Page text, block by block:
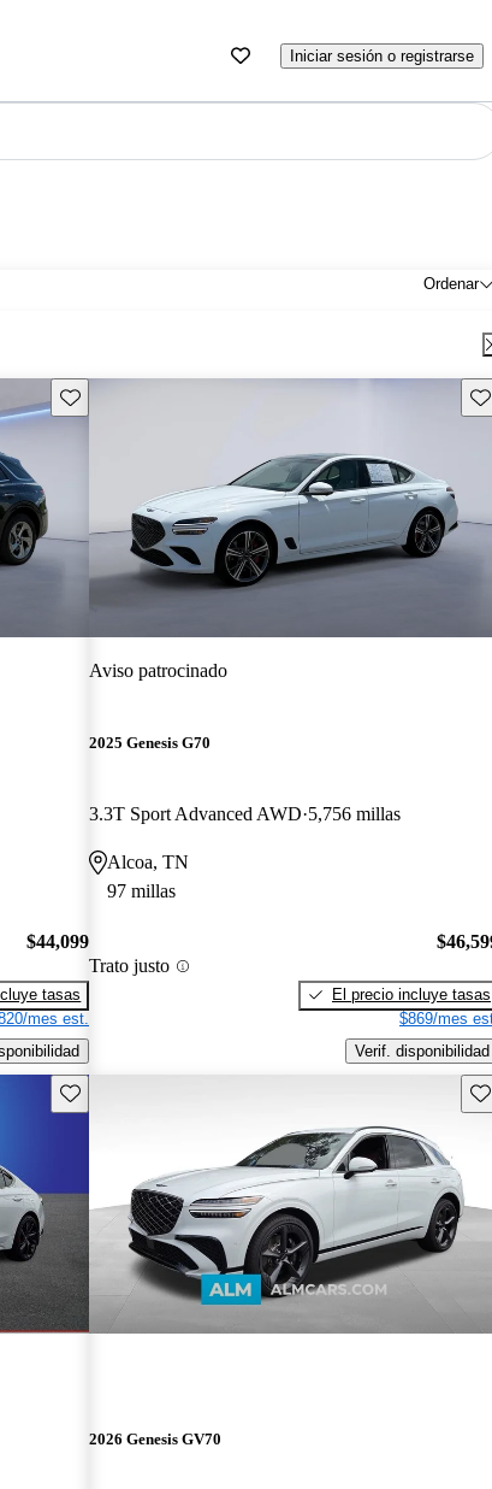
Iniciar sesión o registrarse
Ordenar
Guarda este Aviso
$44,099
tasas
mes est.
Aviso patrocinado
2025 Genesis G70
3.3T Sport Advanced AWD 5,756 millas
Alcoa, TN
97 millas
Trato justo
El precio incluye tasas
$869/mes
Verif. disponibilidad
Guarda este Aviso
2026 Genesis GV70